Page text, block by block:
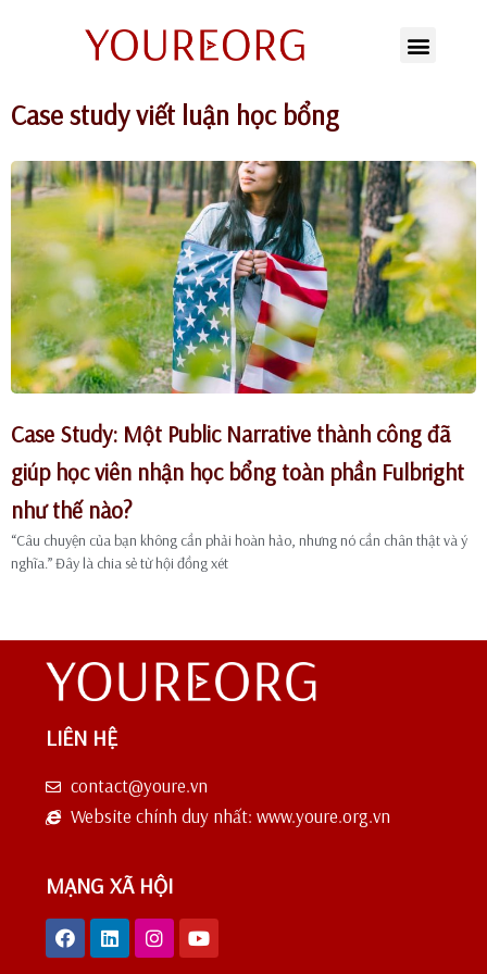
content
Case study viết luận học bổng
Case Study: Một Public Narrative thành công đã
giúp học viên nhận học bổng toàn phần Fulbright
như thế nào?
“Câu chuyện của bạn không cần phải hoàn hảo, nhưng nó cần chân thật và ý
nghĩa.” Đây là chia sẻ từ hội đồng xét
LIÊN HỆ
contact@youre.vn
Website chính duy nhất: www.youre.org.vn
MẠNG XÃ HỘI